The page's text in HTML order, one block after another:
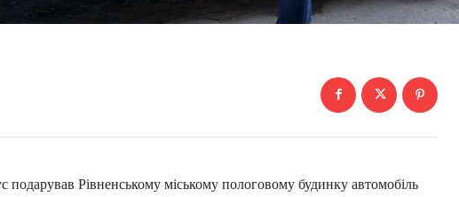
подарував Рівненському міському пологовому будинку автомобіль